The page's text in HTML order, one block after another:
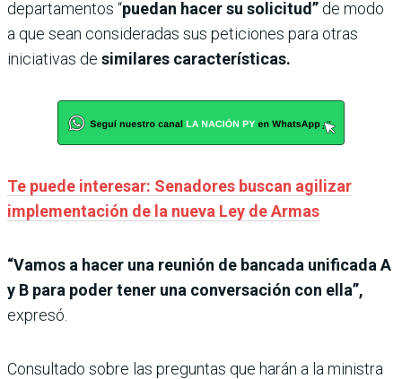
departamentos “puedan hacer su solicitud” de modo
a que sean consideradas sus peticiones para otras
iniciativas de similares características.
Te puede interesar: Senadores buscan agilizar
implementación de la nueva Ley de Armas
“Vamos a hacer una reunión de bancada unificada A
y B para poder tener una conversación con ella”,
expresó.
Consultado sobre las preguntas que harán a la ministra